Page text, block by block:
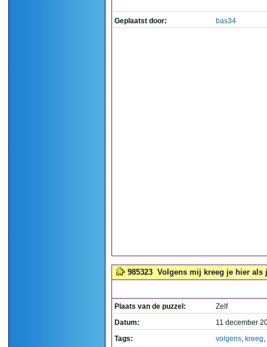
Geplaatst door: bas34
985323 Volgens mij kreeg je hier als
Plaats van de puzzel:
Zelf
Datum:
11 december
Tags:
volgens, kreeg,